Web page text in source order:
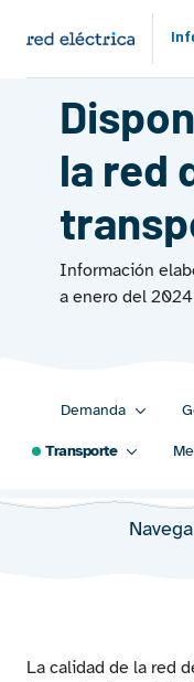
Pasar al contenido
la red
Información
a enero del 2024
Main navigation 2023
Demanda
Transporte
La calidad de la red